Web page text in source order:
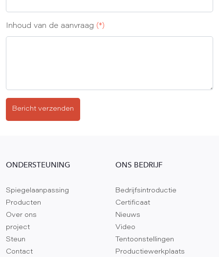
Inhoud van de aanvraag (*)
Bericht verzenden
ONDERSTEUNING
Spiegelaanpassing
Producten
Over ons
project
Steun
Contact
ONS BEDRIJF
Bedrijfsintroductie
Certificaat
Nieuws
Video
Tentoonstellingen
Productiewerkplaats